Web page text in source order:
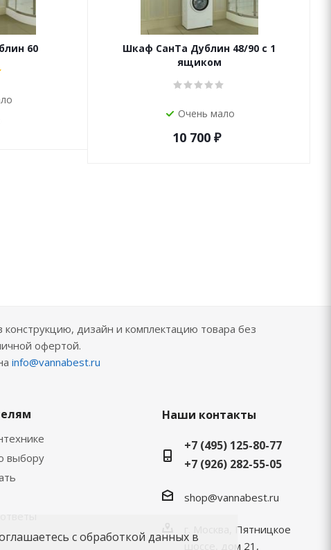
60
Шкаф СанТа Дублин 48/90 с 1
ящиком
Очень мало
10 700 ₽
дизайн и комплектацию товара без
офертой.
info@vannabest.ru
выбору
Наши контакты
+7 (495) 125-80-77
+7 (926) 282-55-05
shop@vannabest.ru
г. Москва, Пятницкое
шоссе, дом 21,
с обработкой данных в